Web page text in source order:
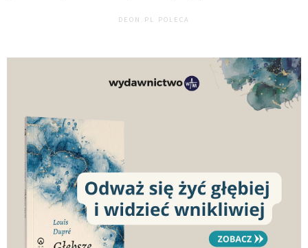
DEON.PL POLECA